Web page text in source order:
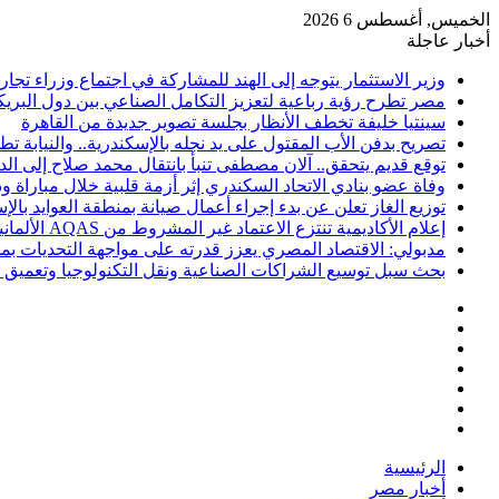
الخميس, أغسطس 6 2026
أخبار عاجلة
وزير الاستثمار يتوجه إلى الهند للمشاركة في اجتماع وزراء
مصر تطرح رؤية رباعية لتعزيز التكامل الصناعي بين دول
سينتيا خليفة تخطف الأنظار بجلسة تصوير جديدة من القاهرة
تصريح بدفن الأب المقتول على يد نجله بالإسكندرية.. والنيابة
توقع قديم يتحقق.. آلان مصطفى تنبأ بانتقال محمد صلاح إلى
وفاة عضو بنادي الاتحاد السكندري إثر أزمة قلبية خلال
توزيع الغاز تعلن عن بدء إجراء أعمال صيانة بمنطقة العوايد
إعلام الأكاديمية تنتزع الاعتماد غير المشروط من AQAS الألمانية
مدبولي: الاقتصاد المصري يعزز قدرته على مواجهة
بحث سبل توسيع الشراكات الصناعية ونقل التكنولوجيا وتعميق
جانبي
الرئيسية
أخبار مصر